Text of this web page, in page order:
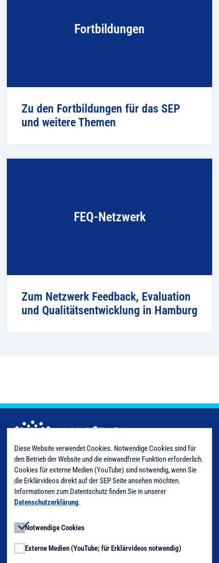
Fortbildungen
Zu den Fortbildungen für das SEP
und weitere Themen
FEQ-Netzwerk
Zum Netzwerk Feedback, Evaluation
und Qualitätsentwicklung in Hamburg
Impressum
Nutzungsbedingungen
Datenschutzerklärung
Diese Website verwendet Cookies. Notwendige Cookies sind für
den Betrieb der Website und die einwandfreie Funktion erforderlich.
Cookies für externe Medien (YouTube) sind notwendig, wenn Sie
die Erklärvideos direkt auf der SEP Seite ansehen möchten.
Informationen zum Datentschutz finden Sie in unserer
Datenschutzerklärung.
Notwendige Cookies
Externe Medien (YouTube; für Erklärvideos notwendig)